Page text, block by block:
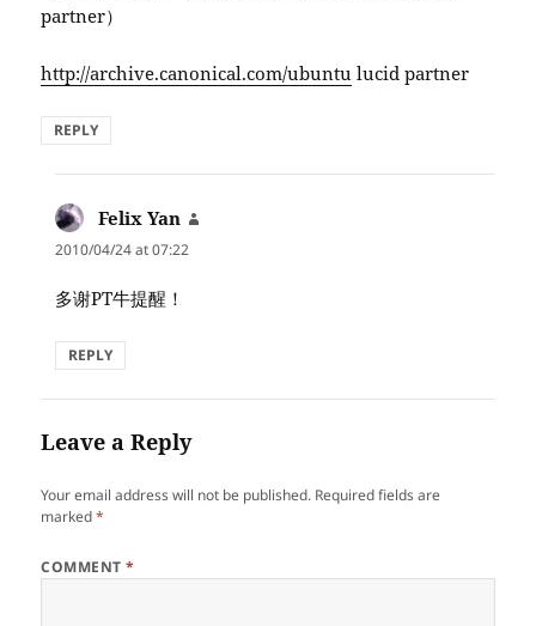
partner）
http://archive.canonical.com/ubuntu lucid partner
REPLY
Felix Yan
2010/04/24 at 07:22
多谢PT牛提醒！
REPLY
Leave a Reply
Your email address will not be published. Required fields are
marked*
COMMENT*